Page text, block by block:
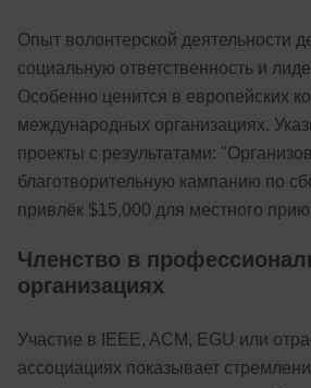
Опыт волонтерской деятельности
социальную ответственность и
Особенно ценится в европейских
международных организациях.
проекты с результатами:
благотворительную кампанию по
привлёк $15,000 для местного
Членство в
организациях
Участие в IEEE, ACM, EGU или
ассоциациях показывает